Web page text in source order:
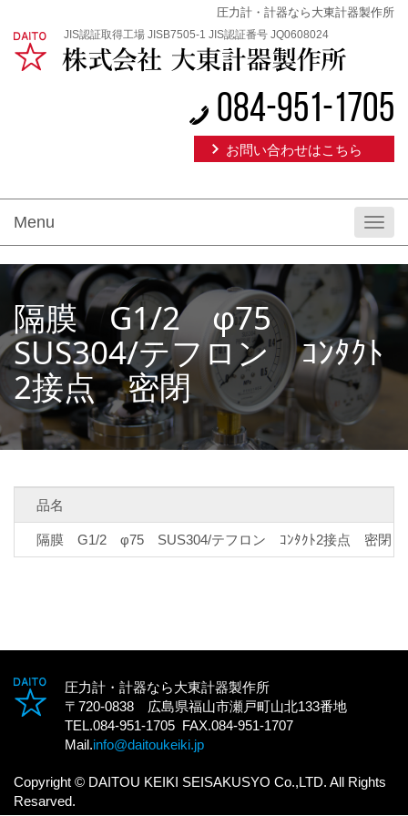
圧力計・計器なら大東計器製作所
JIS認証取得工場 JISB7505-1 JIS認証番号 JQ0608024
084-951-1705
お問い合わせはこちら
Menu
隔膜 G1/2 φ75
SUS304/テフロン ｺﾝﾀｸﾄ
2接点 密閉
品名
隔膜 G1/2 φ75 SUS304/テフロン ｺﾝﾀｸﾄ2接点 密閉
圧力計・計器なら大東計器製作所
〒720-0838 広島県福山市瀬戸町山北133番地
TEL.084-951-1705 FAX.084-951-1707
Mail.info@daitoukeiki.jp
Copyright © DAITOU KEIKI SEISAKUSYO Co.,LTD. All Rights
Resarved.